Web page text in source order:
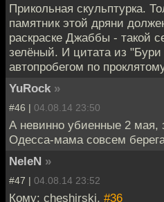
Прикольная скульптурка.
памятник этой дряни
раскраске Джаббы - такой
зелёный. И цитата из "Бури
автопробегом по
YuRock »
#46 | 04.08.14 23:50
А невинно убиенные 2 мая,
Одесса-мама совсем
NeleN »
#47 | 04.08.14 23:52
Кому: cheshirski, #36